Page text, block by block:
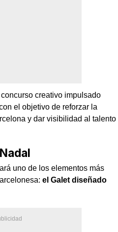
creativo impulsado
el objetivo de reforzar la
y dar visibilidad al talento
uno de los elementos más
el Galet diseñado